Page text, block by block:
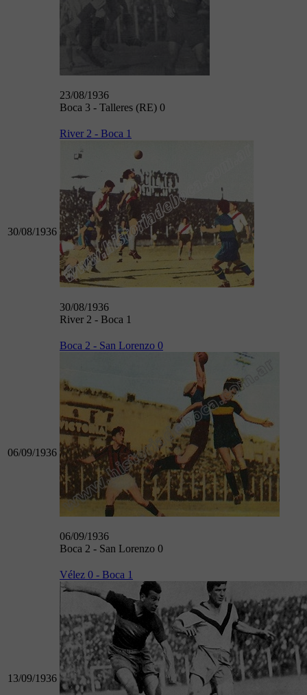
23/08/1936
Boca 3 - Talleres (RE) 0
30/08/1936
River 2 - Boca 1
30/08/1936
River 2 - Boca 1
06/09/1936
Boca 2 - San Lorenzo 0
06/09/1936
Boca 2 - San Lorenzo 0
13/09/1936
Vélez 0 - Boca 1